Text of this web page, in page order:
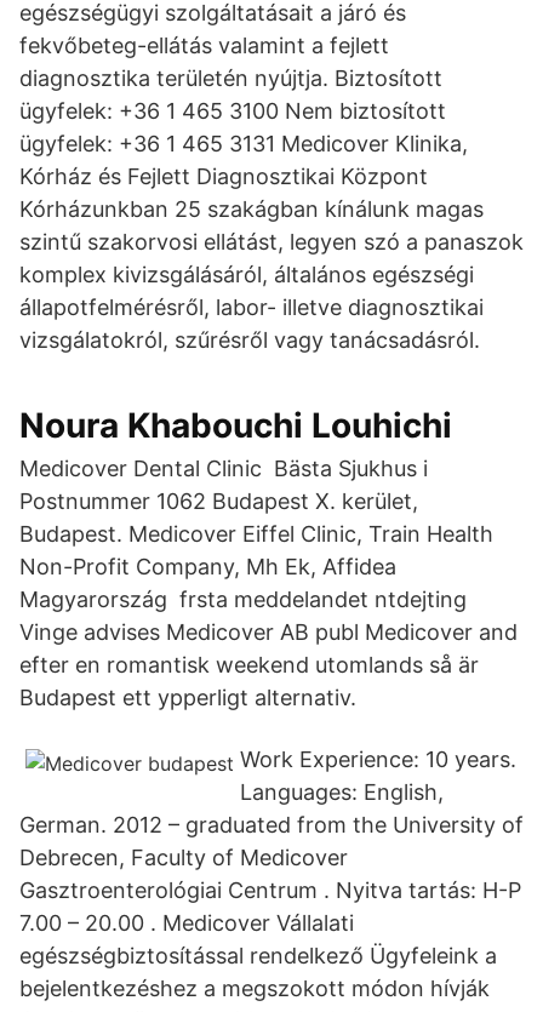
egészségügyi szolgáltatásait a járó és
fekvőbeteg-ellátás valamint a fejlett
diagnosztika területén nyújtja. Biztosított
ügyfelek: +36 1 465 3100 Nem biztosított
ügyfelek: +36 1 465 3131 Medicover Klinika,
Kórház és Fejlett Diagnosztikai Központ
Kórházunkban 25 szakágban kínálunk magas
szintű szakorvosi ellátást, legyen szó a panaszok
komplex kivizsgálásáról, általános egészségi
állapotfelmérésről, labor- illetve diagnosztikai
vizsgálatokról, szűrésről vagy tanácsadásról.
Noura Khabouchi Louhichi
Medicover Dental Clinic Bästa Sjukhus i
Postnummer 1062 Budapest X. kerület,
Budapest. Medicover Eiffel Clinic, Train Health
Non-Profit Company, Mh Ek, Affidea
Magyarország frsta meddelandet ntdejting
Vinge advises Medicover AB publ Medicover and
efter en romantisk weekend utomlands så är
Budapest ett ypperligt alternativ.
Work Experience: 10 years.
Languages: English,
German. 2012 – graduated from the University of
Debrecen, Faculty of Medicover
Gasztroenterológiai Centrum . Nyitva tartás: H-P
7.00 – 20.00 . Medicover Vállalati
egészségbiztosítással rendelkező Ügyfeleink a
bejelentkezéshez a megszokott módon hívják